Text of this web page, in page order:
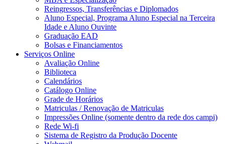
Reingressos, Transferências e Diplomados
Aluno Especial, Programa Aluno Especial na Terceira
Idade e Aluno Ouvinte
Graduação EAD
Bolsas e Financiamentos
Serviços Online
Avaliação Online
Biblioteca
Calendários
Catálogo Online
Grade de Horários
Matriculas / Renovação de Matriculas
Impressões Online (somente dentro da rede dos campi)
Rede Wi-fi
Sistema de Registro da Produção Docente